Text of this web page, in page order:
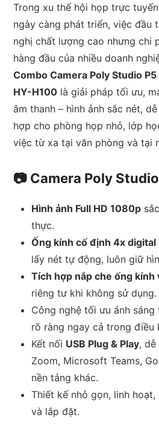
Poly
Studio
P5
+
Microphone
Huain
HY-
H100
số
Trong xu thế hội họp trực
ngày càng phát triển, việc đầu
nghị chất lượng cao nhưng chi
hàng đầu của nhiều doanh
Combo Camera Poly Studio
HY-H100 là giải pháp tối ưu,
âm thanh – hình ảnh sắc nét,
hợp cho phòng họp nhỏ, lớp
việc từ xa tại văn phòng và tại
📷 Camera Poly
Hình ảnh Full HD 1080p
thực.
Ống kính cố định 4x digital
lấy nét tự động, luôn giữ
Tích hợp nắp che ống kính
riêng tư khi không sử dụng.
Công nghệ tối ưu ánh sáng
rõ ràng ngay cả trong điều
Kết nối USB Plug & Play,
Zoom, Microsoft Teams,
nền tảng khác.
Thiết kế nhỏ gọn, linh
và lắp đặt.